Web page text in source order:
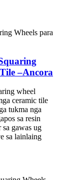
–Ancora
wheel
ceramic tile
tukma nga
sa resin
sa gawas ug
sa lainlaing